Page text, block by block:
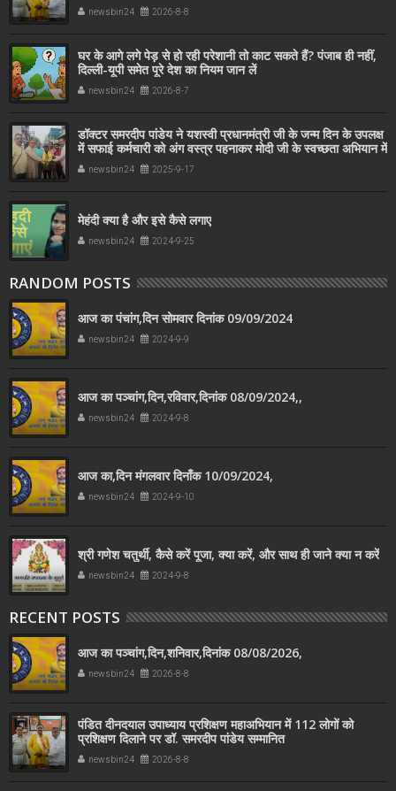
newsbin24 2026-8-8
घर के आगे लगे पेड़ से हो रही परेशानी तो काट सकते हैं? पंजाब ही नहीं,
दिल्‍ली-यूपी समेत पूरे देश का नियम जान लें
newsbin24 2026-8-7
डॉक्टर समरदीप पांडेय ने यशस्वी प्रधानमंत्री जी के जन्म दिन के उपलक्ष
में सफाई कर्मचारी को अंग वस्त्र पहनाकर मोदी जी के स्वच्छता अभियान में
सहयोग किया
newsbin24 2025-9-17
मेहंदी क्या है और इसे कैसे लगाए
newsbin24 2024-9-25
RANDOM POSTS
आज का पंचांग,दिन सोमवार दिनांक 09/09/2024
newsbin24 2024-9-9
आज का पञ्चांग,दिन,रविवार,दिनांक 08/09/2024,,
newsbin24 2024-9-8
आज का,दिन मंगलवार दिनाँक 10/09/2024,
newsbin24 2024-9-10
श्री गणेश चतुर्थी, कैसे करें पूजा, क्या करें, और साथ ही जाने क्या न करें
newsbin24 2024-9-8
RECENT POSTS
आज का पञ्चांग,दिन,शनिवार,दिनांक 08/08/2026,
newsbin24 2026-8-8
पंडित दीनदयाल उपाध्याय प्रशिक्षण महाअभियान में 112 लोगों को
प्रशिक्षण दिलाने पर डॉ. समरदीप पांडेय सम्मानित
newsbin24 2026-8-8